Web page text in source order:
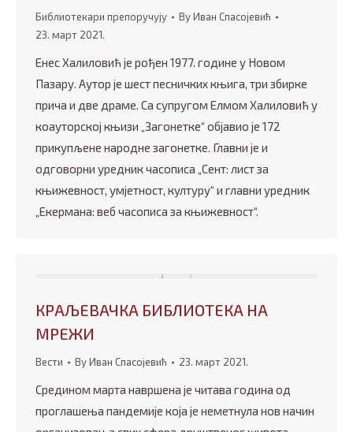
Библиотекари препоручују ByИван Спасојевић
23. март 2021.
Енес Халиловић је рођен 1977. године у Новом
Пазару. Аутор је шест песничких књига, три збирке
прича и две драме. Са супругом Елмом Халиловић у
коауторској књизи „Загонетке“ објавио је 172
прикупљене народне загонетке. Главни је и
одговорни уредник часописа „Сент: лист за
књижевност, умјетност, културу“ и главни уредник
„Екермана: веб часописа за књижевност“.
КРАЉЕВАЧКА БИБЛИОТЕКА НА
МРЕЖИ
Вести ByИван Спасојевић 23. март 2021.
Средином марта навршена је читава година од
проглашења пандемије која је неметнула нов начин